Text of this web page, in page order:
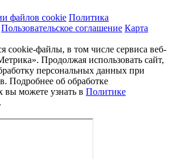
файлов cookie Политика
Пользовательское соглашение Карта
cookie-файлы, в том числе сервиса веб-
Продолжая использовать сайт,
персональных данных при
Подробнее об обработке
вы можете узнать в Политике
.